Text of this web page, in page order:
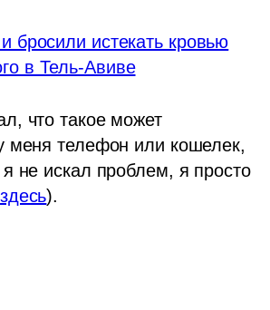
бросили истекать кровью
в Тель-Авиве
что такое может
меня телефон или кошелек,
не искал проблем, я просто
здесь).